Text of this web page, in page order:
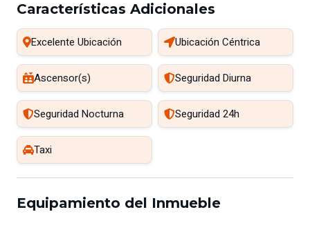
Características Adicionales
Excelente Ubicación Ubicación Céntrica
Ascensor(s) Seguridad Diurna
Seguridad Nocturna Seguridad 24h
Taxi
Equipamiento del Inmueble